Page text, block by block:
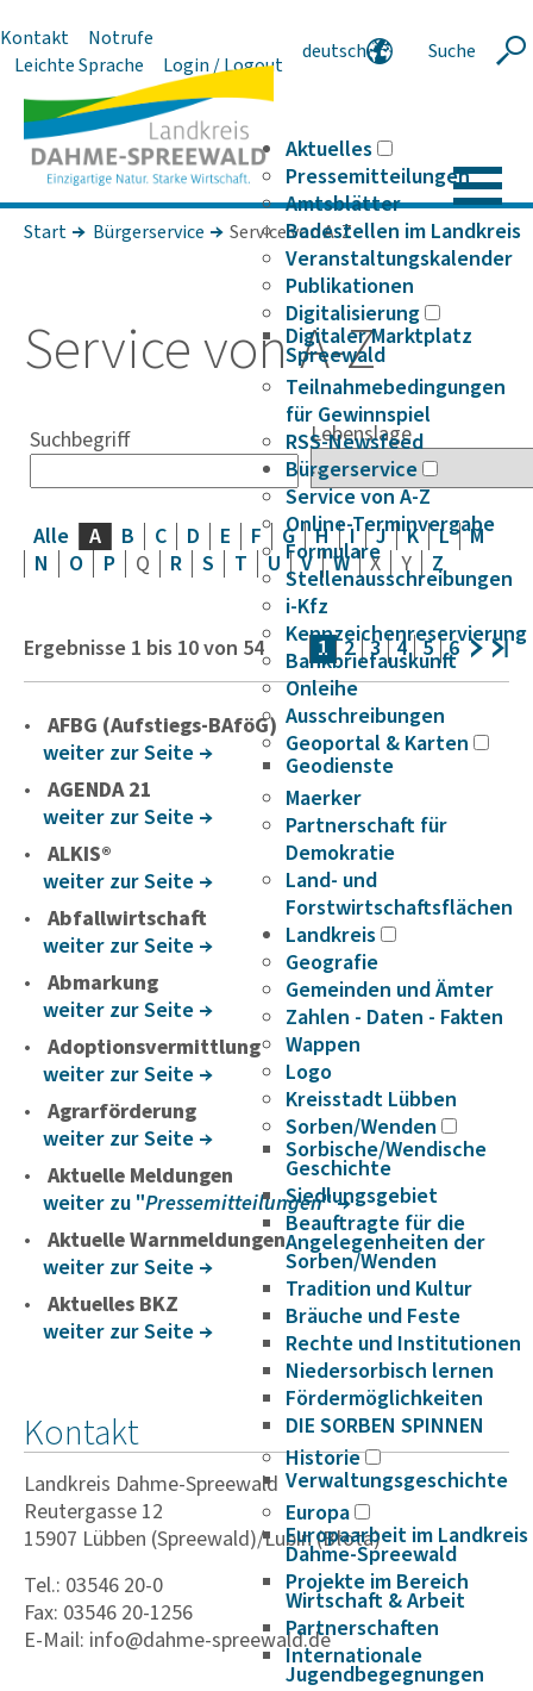
Kontakt
Notrufe
Leichte Sprache
Login / Logout
deutsch
Suche
Aktuelles
Pressemitteilungen
Amtsblätter
Badestellen im Landkreis
Veranstaltungskalender
Publikationen
Digitalisierung
Digitaler Marktplatz
Spreewald
Teilnahmebedingungen
für Gewinnspiel
RSS-Newsfeed
Bürgerservice
Service von A-Z
Online-Terminvergabe
Formulare
Stellenausschreibungen
i-Kfz
Kennzeichenreservierung
Bankbriefauskunft
Onleihe
Ausschreibungen
Geoportal & Karten
Geodienste
Maerker
Partnerschaft für
Demokratie
Land- und
Forstwirtschaftsflächen
Landkreis
Geografie
Gemeinden und Ämter
Zahlen - Daten - Fakten
Wappen
Logo
Kreisstadt Lübben
Sorben/Wenden
Sorbische/Wendische
Geschichte
Siedlungsgebiet
Beauftragte für die
Angelegenheiten der
Sorben/Wenden
Tradition und Kultur
Bräuche und Feste
Rechte und Institutionen
Niedersorbisch lernen
Fördermöglichkeiten
DIE SORBEN SPINNEN
Historie
Verwaltungsgeschichte
Europa
Europaarbeit im Landkreis
Dahme-Spreewald
Projekte im Bereich
Wirtschaft & Arbeit
Partnerschaften
Internationale
Jugendbegegnungen
Start Bürgerservice Service von A-Z
Service von A-Z
Suchbegriff Lebenslage
Alle A B C D E F G H I J K L
M
N
O P Q R S T U V W X Y Z
Ergebnisse 1 bis 10von 54 1 2 3 4 5 6
AFBG (Aufstiegs-BAföG)
weiter zur Seite
AGENDA 21
weiter zur Seite
ALKIS®
weiter zur Seite
Abfallwirtschaft
weiter zur Seite
Abmarkung
weiter zur Seite
Adoptionsvermittlung
weiter zur Seite
Agrarförderung
weiter zur Seite
Aktuelle Meldungen
weiter zu "Pressemitteilungen"
Aktuelle Warnmeldungen
weiter zur Seite
Aktuelles BKZ
weiter zur Seite
Kontakt
Landkreis Dahme-Spreewald
Reutergasse 12
15907 Lübben (Spreewald)/Lubin (Błota)
Tel.: 03546 20-0
Fax: 03546 20-1256
E-Mail: info@dahme-spreewald.de